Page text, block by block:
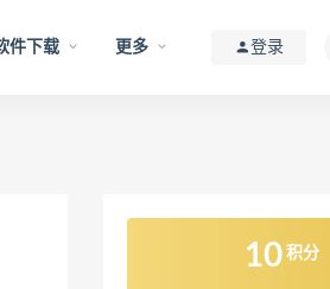
件下载 更多 登录
10 积分